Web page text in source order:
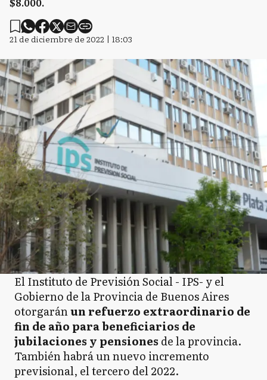
21 de diciembre de 2022 | 18:03
El Instituto de Previsión Social - IPS- y el
Gobierno de la Provincia de Buenos Aires
otorgaránun refuerzo extraordinario de
fin de año para beneficiarios de
jubilaciones y pensiones de la provincia.
También habrá un nuevo incremento
previsional, el tercero del 2022.